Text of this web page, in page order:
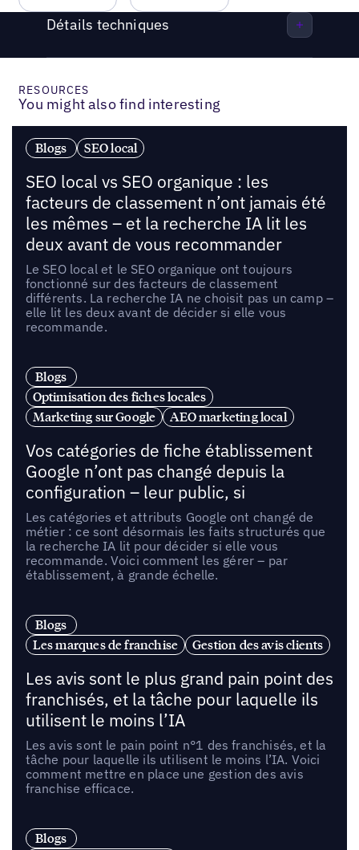
Détails techniques
RESOURCES
You might also find interesting
Blogs SEO local
SEO local vs SEO organique : les
facteurs de classement n’ont jamais été
les mêmes – et la recherche IA lit les
deux avant de vous recommander
Le SEO local et le SEO organique ont toujours
fonctionné sur des facteurs de classement
différents. La recherche IA ne choisit pas un camp –
elle lit les deux avant de décider si elle vous
recommande.
Blogs
Optimisation des fiches locales
Marketing sur Google
AEO marketing local
Vos catégories de fiche établissement
Google n’ont pas changé depuis la
configuration – leur public, si
Les catégories et attributs Google ont changé de
métier : ce sont désormais les faits structurés que
la recherche IA lit pour décider si elle vous
recommande. Voici comment les gérer – par
établissement, à grande échelle.
Blogs
Les marques de franchise
Gestion des avis clients
Les avis sont le plus grand pain point des
franchisés, et la tâche pour laquelle ils
utilisent le moins l’IA
Les avis sont le pain point n°1 des franchisés, et la
tâche pour laquelle ils utilisent le moins l’IA. Voici
comment mettre en place une gestion des avis
franchise efficace.
Blogs